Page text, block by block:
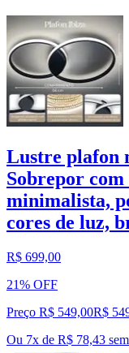
Lustre plafon
Sobrepor com
minimalista,
cores de luz,
R$ 699,00
21% OFF
Preço R$ 549,00R$
Ou 7x de R$ 78,43